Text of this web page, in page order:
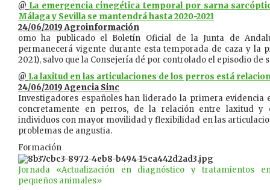
@ La emergencia cinegética temporal por sarna
Málaga y Sevilla se mantendrá hasta 2020-2021
24/06/2019 Agroinformación
omo ha publicado el Boletín Oficial de la Junta de
permanecerá vigente durante esta temporada de caza y la
2021), salvo que la Consejería dé por controlado el episodio de
@ La laxitud en las articulaciones de los perros está
24/06/2019 Agencia Sinc
Investigadores españoles han liderado la primera evidencia
concretamente en perros, de la relación entre laxitud y
individuos con mayor movilidad y flexibilidad en las
problemas de angustia.
Formación
Jornada «Actualización en diagnóstico y tratamientos
pequeños animales»